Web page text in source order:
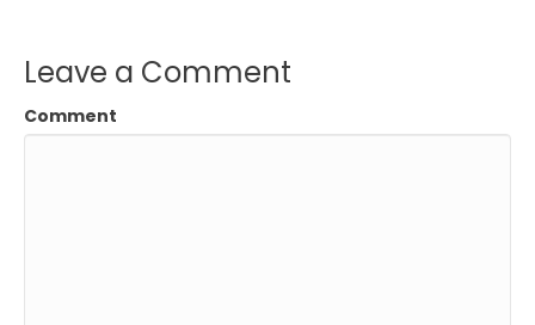
Leave a Comment
Comment